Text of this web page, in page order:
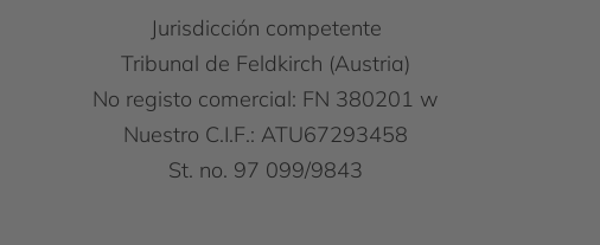
Jurisdicción competente
Tribunal de Feldkirch (Austria)
No registo comercial: FN 380201 w
Nuestro C.I.F.: ATU67293458
St. no. 97 099/9843